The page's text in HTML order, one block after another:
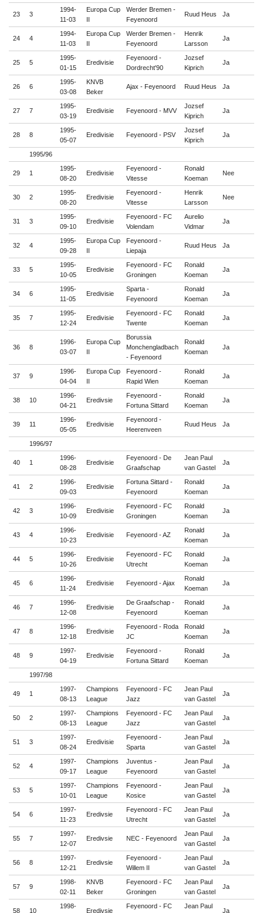
23 3
1994-
11-03
Europa Cup
II
Werder Bremen -
Feyenoord
Ruud Heus Ja
24 4
1994-
11-03
Europa Cup
II
Werder Bremen -
Feyenoord
Henrik
Larsson
Ja
25 5
1995-
01-15
Eredivisie
Feyenoord -
Dordrecht'90
Jozsef
Kiprich
Ja
26 6
1995-
03-08
KNVB
Beker
Ajax - Feyenoord Ruud Heus Ja
27 7
1995-
03-19
Eredivisie Feyenoord - MVV
Jozsef
Kiprich
Ja
28 8
1995-
05-07
Eredivisie Feyenoord - PSV
Jozsef
Kiprich
Ja
1995/96
29 1
1995-
08-20
Eredivisie
Feyenoord -
Vitesse
Ronald
Koeman
Nee
30 2
1995-
08-20
Eredivisie
Feyenoord -
Vitesse
Henrik
Larsson
Nee
31 3
1995-
09-10
Eredivisie
Feyenoord - FC
Volendam
Aurelio
Vidmar
Ja
32 4
1995-
09-28
Europa Cup
II
Feyenoord -
Liepaja
Ruud Heus Ja
33 5
1995-
10-05
Eredivisie
Feyenoord - FC
Groningen
Ronald
Koeman
Ja
34 6
1995-
11-05
Eredivisie
Sparta -
Feyenoord
Ronald
Koeman
Ja
35 7
1995-
12-24
Eredivisie
Feyenoord - FC
Twente
Ronald
Koeman
Ja
36 8
1996-
03-07
Europa Cup
II
Borussia
Monchengladbach
- Feyenoord
Ronald
Koeman
Ja
37 9
1996-
04-04
Europa Cup
II
Feyenoord -
Rapid Wien
Ronald
Koeman
Ja
38 10
1996-
04-21
Eredivsie
Feyenoord -
Fortuna Sittard
Ronald
Koeman
Ja
39 11
1996-
05-05
Eredivisie
Feyenoord -
Heerenveen
Ruud Heus Ja
1996/97
40 1
1996-
08-28
Eredivisie
Feyenoord - De
Graafschap
Jean Paul
van Gastel
Ja
41 2
1996-
09-03
Eredivisie
Fortuna Sittard -
Feyenoord
Ronald
Koeman
Ja
42 3
1996-
10-09
Eredivisie
Feyenoord - FC
Groningen
Ronald
Koeman
Ja
43 4
1996-
10-23
Eredivisie Feyenoord - AZ
Ronald
Koeman
Ja
44 5
1996-
10-26
Eredivisie
Feyenoord - FC
Utrecht
Ronald
Koeman
Ja
45 6
1996-
11-24
Eredivisie Feyenoord - Ajax
Ronald
Koeman
Ja
46 7
1996-
12-08
Eredivisie
De Graafschap -
Feyenoord
Ronald
Koeman
Ja
47 8
1996-
12-18
Eredivisie
Feyenoord - Roda
JC
Ronald
Koeman
Ja
48 9
1997-
04-19
Eredivisie
Feyenoord -
Fortuna Sittard
Ronald
Koeman
Ja
1997/98
49 1
1997-
08-13
Champions
League
Feyenoord - FC
Jazz
Jean Paul
van Gastel
Ja
50 2
1997-
08-13
Champions
League
Feyenoord - FC
Jazz
Jean Paul
van Gastel
Ja
51 3
1997-
08-24
Eredivisie
Feyenoord -
Sparta
Jean Paul
van Gastel
Ja
52 4
1997-
09-17
Champions
League
Juventus -
Feyenoord
Jean Paul
van Gastel
Ja
53 5
1997-
10-01
Champions
League
Feyenoord -
Kosice
Jean Paul
van Gastel
Ja
54 6
1997-
11-23
Eredivsie
Feyenoord - FC
Utrecht
Jean Paul
van Gastel
Ja
55 7
1997-
12-07
Eredivsie NEC - Feyenoord
Jean Paul
van Gastel
Ja
56 8
1997-
12-21
Eredivsie
Feyenoord -
Willem II
Jean Paul
van Gastel
Ja
57 9
1998-
02-11
KNVB
Beker
Feyenoord - FC
Groningen
Jean Paul
van Gastel
Ja
58 10
1998-
Eredivsie
Feyenoord - FC
Jean Paul
Ja